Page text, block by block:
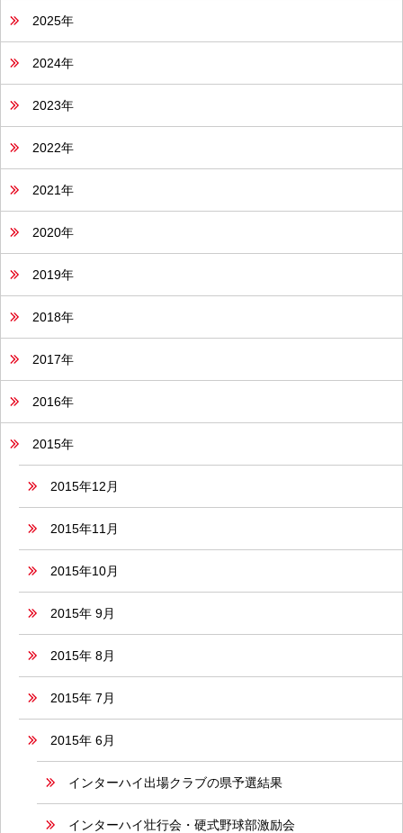
2025年
2024年
2023年
2022年
2021年
2020年
2019年
2018年
2017年
2016年
2015年
2015年12月
2015年11月
2015年10月
2015年 9月
2015年 8月
2015年 7月
2015年 6月
インターハイ出場クラブの県予選結果
インターハイ壮行会・硬式野球部激励会